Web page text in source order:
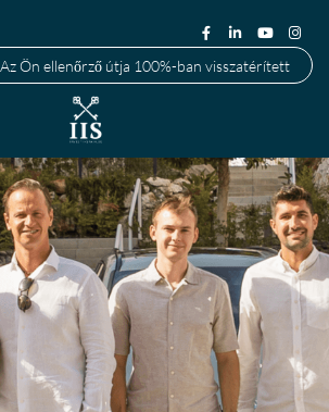
Az Ön ellenőrző útja 100%-ban visszatérített